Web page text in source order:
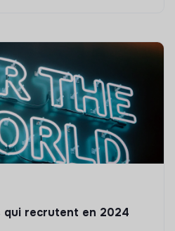
qui recrutent en 2024